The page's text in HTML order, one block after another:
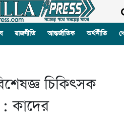
রাজনীতি আন্তর্জাতিক অর্থনীতি
চিকিৎসক
: কাদের